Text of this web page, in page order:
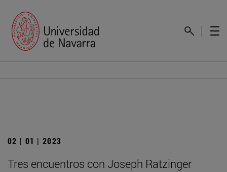
02 | 01 | 2023
Tres encuentros con Joseph Ratzinger